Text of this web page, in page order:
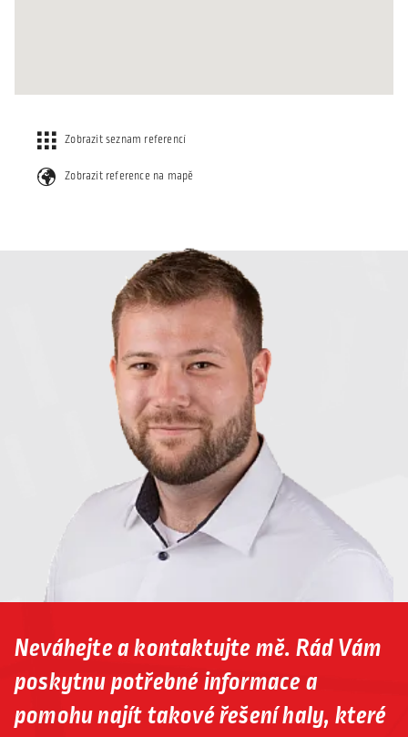
Zobrazit seznam referencí
Zobrazit reference na mapě
Neváhejte a kontaktujte mě. Rád Vám
poskytnu potřebné informace a
pomohu najít takové řešení haly, které